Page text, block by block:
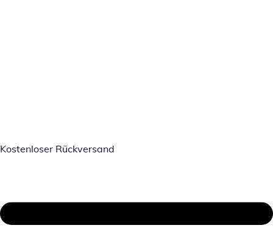
Kostenloser Rückversand